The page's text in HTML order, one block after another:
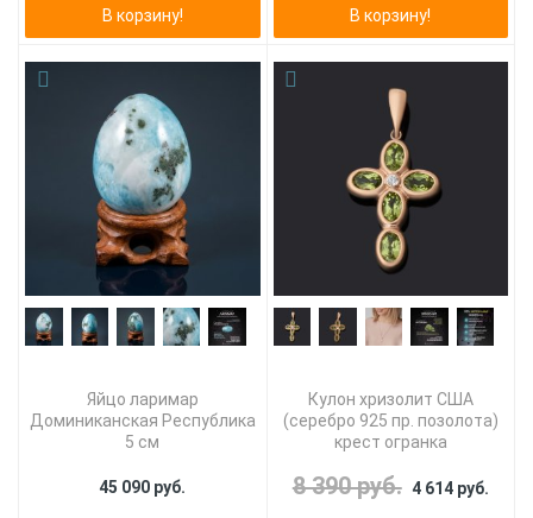
В корзину! В корзину!
Яйцо ларимар
Доминиканская Республика
5 см
45 090 руб.
Кулон хризолит США
(серебро 925 пр. позолота)
крест огранка
8 390 руб. 4 614 руб.